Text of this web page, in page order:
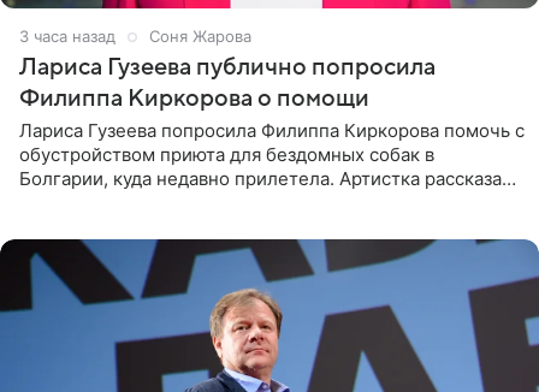
3 часа назад Соня Жарова
Лариса Гузеева публично попросила
Филиппа Киркорова о помощи
Лариса Гузеева попросила Филиппа Киркорова помочь с
обустройством приюта для бездомных собак в
Болгарии, куда недавно прилетела. Артистка рассказала